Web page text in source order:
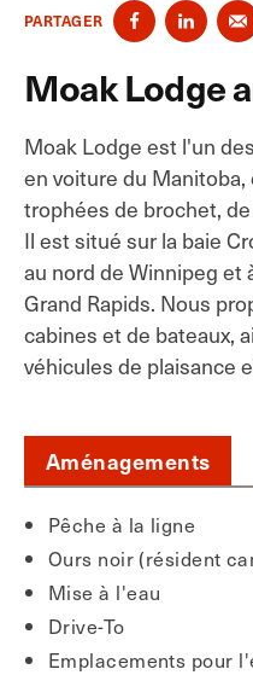
PARTAGER
Moak Lodge
Moak Lodge est l'un
en voiture du
trophées de brochet,
Il est situé sur la baie
au nord de Winnipeg et
Grand Rapids. Nous
cabines et de bateaux,
véhicules de plaisance
Aménagements
Pêche à la ligne
Ours noir (résident
Mise à l'eau
Drive-To
Emplacements pour